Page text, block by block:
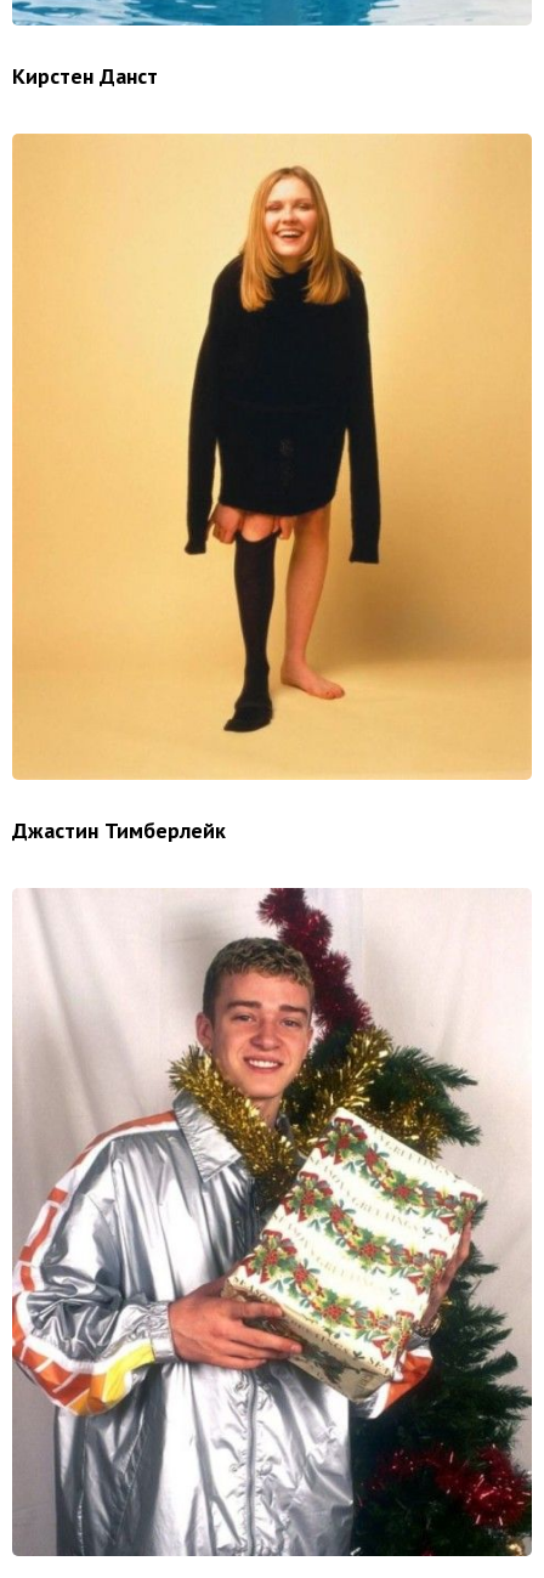
Кирстен Данст
Джастин Тимберлейк